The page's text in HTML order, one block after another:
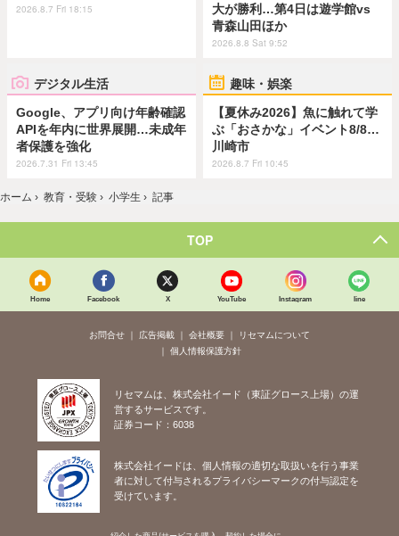
2026.8.7 Fri 18:15
大が勝利…第4日は遊学館vs
青森山田ほか
2026.8.8 Sat 9:52
デジタル生活
Google、アプリ向け年齢確認
APIを年内に世界展開…未成年
者保護を強化
2026.7.31 Fri 13:45
趣味・娯楽
【夏休み2026】魚に触れて学
ぶ「おさかな」イベント8/8…
川崎市
2026.8.7 Fri 10:45
ホーム › 教育・受験 › 小学生 › 記事
TOP
Home Facebook X YouTube Instagram line
お問合せ 広告掲載 会社概要
リセマムについて
個人情報保護方針
リセマムは、株式会社イード（東証グロース上場）の運
営するサービスです。
証券コード：6038
株式会社イードは、個人情報の適切な取扱いを行う事業
者に対して付与されるプライバシーマークの付与認定を
受けています。